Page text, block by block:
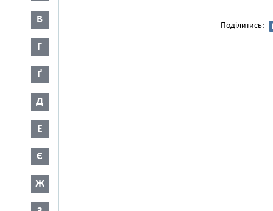
В
Г
Ґ
Д
Е
Є
Ж
Поділитись: